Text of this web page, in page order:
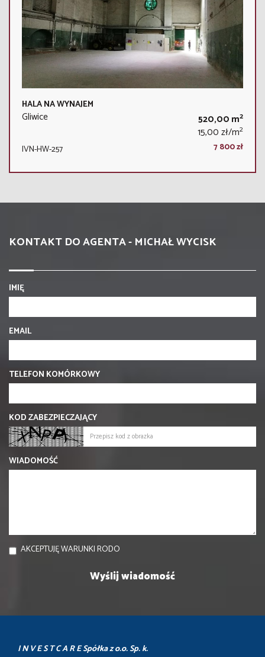
HALA NA WYNAJEM
Gliwice 520,00 m2
15,00 zł/m2
IVN-HW-257 7 800 zł
KONTAKT DO AGENTA - MICHAŁ WYCISK
IMIĘ
EMAIL
TELEFON KOMÓRKOWY
KOD ZABEZPIECZAJĄCY
WIADOMOŚĆ
AKCEPTUJĘ WARUNKI RODO
I N V E S T C A R E Spółka z o.o. Sp. k.